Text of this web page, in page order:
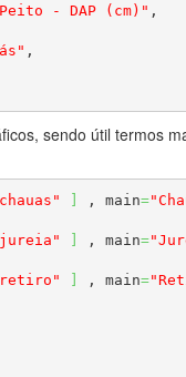
- DAP (cm)"
sendo útil termos
] , main=
] , main=
] , main=